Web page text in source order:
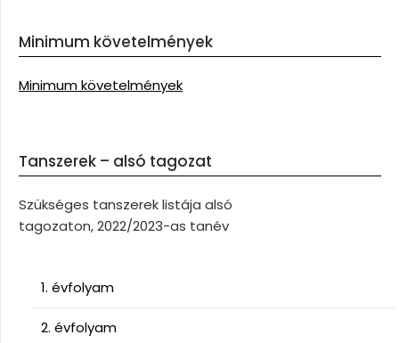
Minimum követelmények
Minimum követelmények
Tanszerek – alsó tagozat
Szükséges tanszerek listája alsó
tagozaton, 2022/2023-as tanév
1. évfolyam
2. évfolyam